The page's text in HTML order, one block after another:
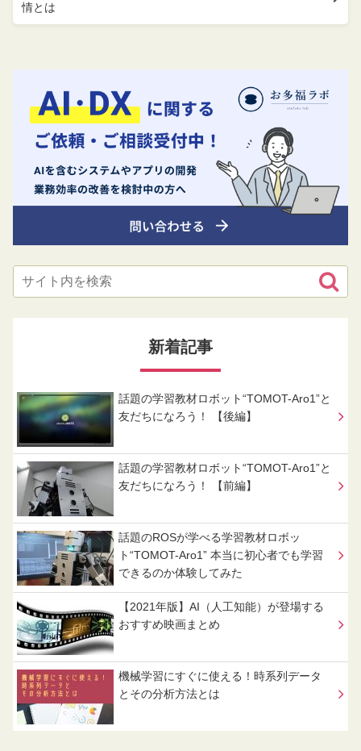
情とは
新着記事
話題の学習教材ロボット“TOMOT-Aro1”と
友だちになろう！ 【後編】
話題の学習教材ロボット“TOMOT-Aro1”と
友だちになろう！ 【前編】
話題のROSが学べる学習教材ロボッ
ト“TOMOT-Aro1” 本当に初心者でも学習
できるのか体験してみた
【2021年版】AI（人工知能）が登場する
おすすめ映画まとめ
機械学習にすぐに使える！時系列データ
とその分析方法とは